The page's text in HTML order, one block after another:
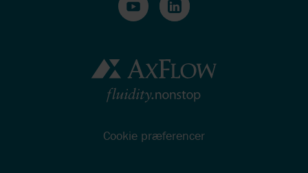
Cookie præferencer